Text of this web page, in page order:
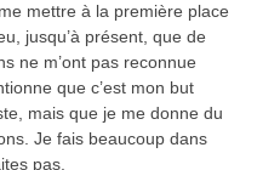
mettre à la première place
jusqu’à présent, que de
ne m’ont pas reconnue
que c’est mon but
mais que je me donne du
Je fais beaucoup dans
pas.